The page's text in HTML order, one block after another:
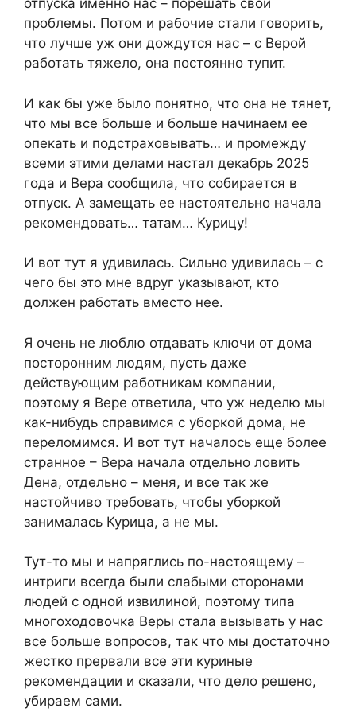
отпуска именно нас – порешать свои
проблемы. Потом и рабочие стали говорить,
что лучше уж они дождутся нас – с Верой
работать тяжело, она постоянно тупит.
И как бы уже было понятно, что она не тянет,
что мы все больше и больше начинаем ее
опекать и подстраховывать… и промежду
всеми этими делами настал декабрь 2025
года и Вера сообщила, что собирается в
отпуск. А замещать ее настоятельно начала
рекомендовать… татам… Курицу!
И вот тут я удивилась. Сильно удивилась – с
чего бы это мне вдруг указывают, кто
должен работать вместо нее.
Я очень не люблю отдавать ключи от дома
посторонним людям, пусть даже
действующим работникам компании,
поэтому я Вере ответила, что уж неделю мы
как-нибудь справимся с уборкой дома, не
переломимся. И вот тут началось еще более
странное – Вера начала отдельно ловить
Дена, отдельно – меня, и все так же
настойчиво требовать, чтобы уборкой
занималась Курица, а не мы.
Тут-то мы и напряглись по-настоящему –
интриги всегда были слабыми сторонами
людей с одной извилиной, поэтому типа
многоходовочка Веры стала вызывать у нас
все больше вопросов, так что мы достаточно
жестко прервали все эти куриные
рекомендации и сказали, что дело решено,
убираем сами.